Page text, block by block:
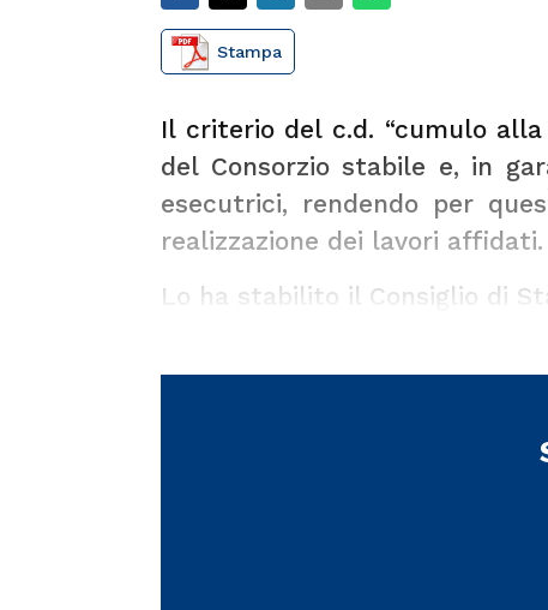
Stampa
Il criterio del c.d. “cumulo
del Consorzio stabile e, in
esecutrici, rendendo per
realizzazione dei lavori affidati.
Lo ha stabilito il Consiglio di